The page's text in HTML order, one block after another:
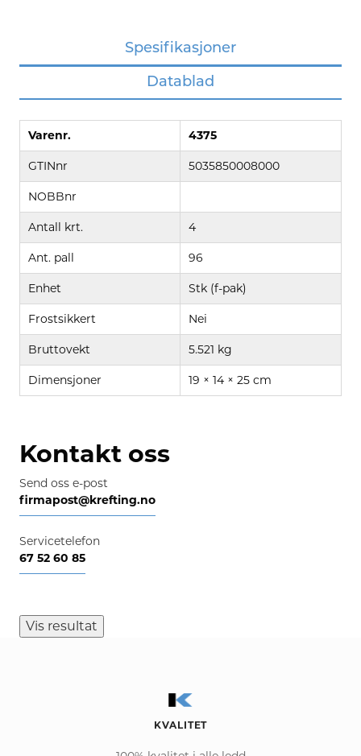
Spesifikasjoner
Datablad
Varenr. 4375
GTINnr 5035850008000
NOBBnr
Antall krt. 4
Ant. pall 96
Enhet Stk (f-pak)
Frostsikkert Nei
Bruttovekt 5.521 kg
Dimensjoner 19 × 14 × 25 cm
Kontakt oss
Send oss e-post
firmapost@krefting.no
Servicetelefon
67 52 60 85
Vis resultat
KVALITET